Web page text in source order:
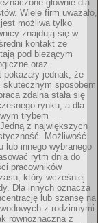
głównie dla
Wiele firm uważało,
możliwa tylko
znajdują się w
kontakt ze
pod bieżącym
oraz
jednak, że
sposobem
zdalna stała się
rynku, a dla
trybem
z największych
Możliwość
lub innego wybranego
rytm dnia do
pracowników
który wcześniej
Dla innych oznacza
lub szansę na
z rodzinnymi.
równoznaczna z